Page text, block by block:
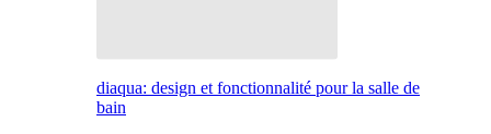
diaqua: design et fonctionnalité pour la salle de
bain